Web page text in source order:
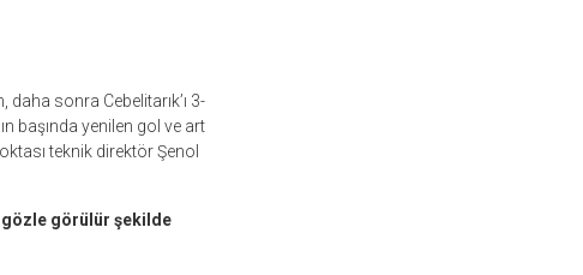
sonra Cebelitarık’ı 3-
başında yenilen gol ve art
teknik direktör Şenol
gözle görülür şekilde